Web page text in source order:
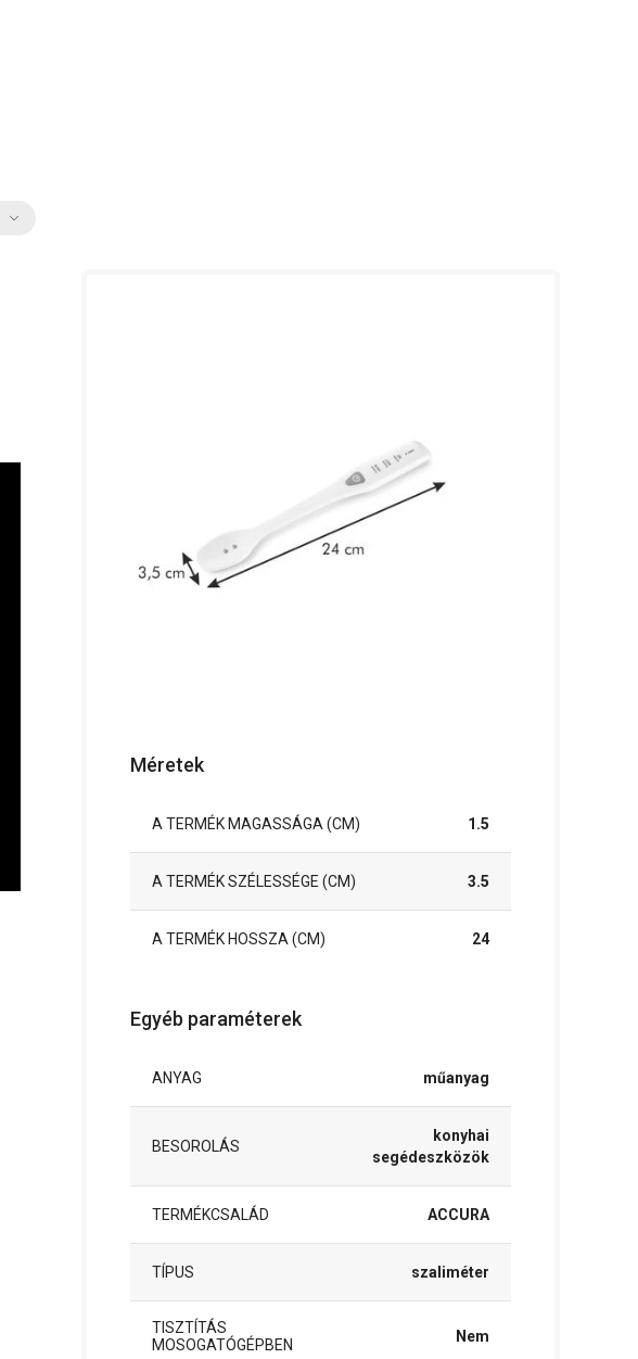
Méretek
A TERMÉK MAGASSÁGA (CM) 1.5
A TERMÉK SZÉLESSÉGE (CM) 3.5
A TERMÉK HOSSZA (CM) 24
Egyéb paraméterek
ANYAG műanyag
BESOROLÁS
konyhai
segédeszközök
TERMÉKCSALÁD ACCURA
TÍPUS szaliméter
TISZTÍTÁS
MOSOGATÓGÉPBEN
Nem